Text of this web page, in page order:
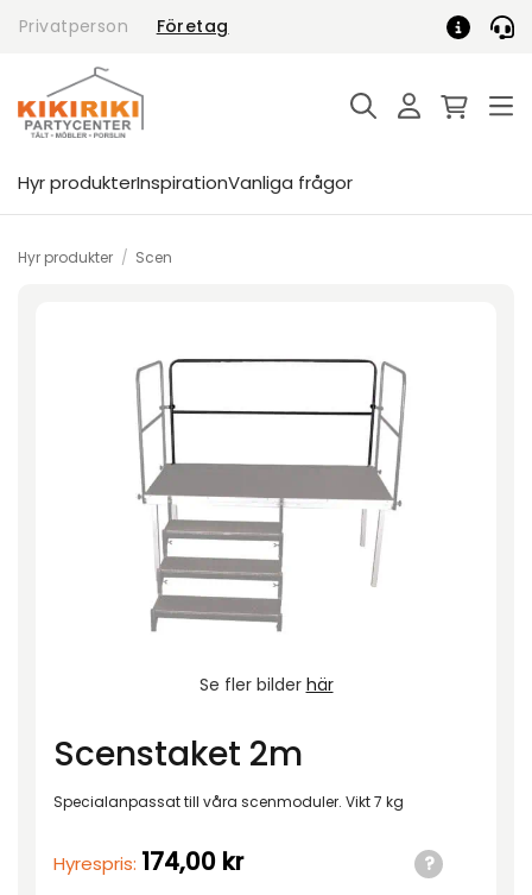
Privatperson Företag
Hyr produkterInspirationVanliga frågor
Hyr produkter / Scen
Se fler bilder här
Scenstaket 2m
Specialanpassat till våra scenmoduler. Vikt 7 kg
Hyrespris: 174,00 kr